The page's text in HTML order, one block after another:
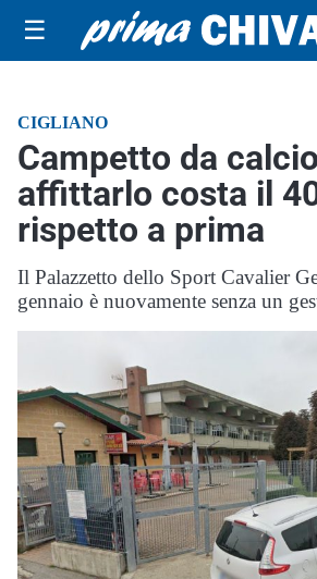
☰
CIGLIANO
Campetto da
affittarlo costa il
rispetto a prima
Il Palazzetto dello Sport Cavalier
gennaio è nuovamente senza un